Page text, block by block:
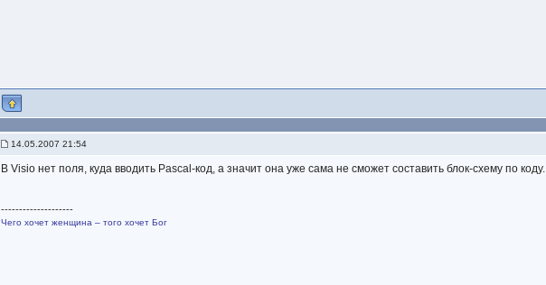
14.05.2007 21:54
В Visio нет поля, куда вводить Pascal-код, а значит она уже сама не сможет составить блок-схему по коду.
--------------------
Чего хочет женщина – того хочет Бог